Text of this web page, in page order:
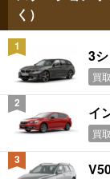
く）
3
買
イ
買